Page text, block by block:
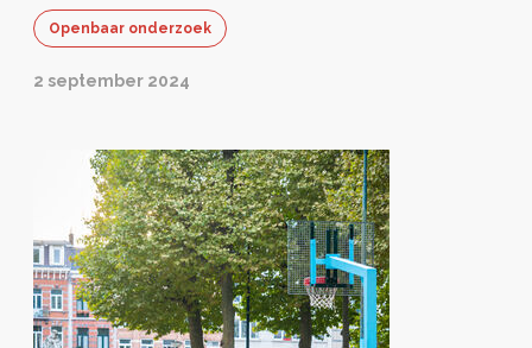
Openbaar onderzoek
2 september 2024